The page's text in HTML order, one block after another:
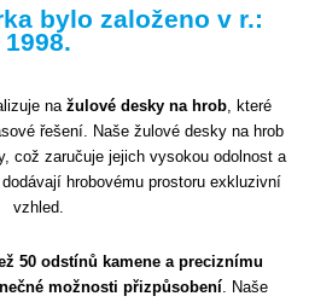
bylo založeno v r.:
1998.
na žulové desky na hrob , které
řešení. Naše žulové desky na hrob
což zaručuje jejich vysokou odolnost a
hrobovému prostoru exkluzivní
vzhled.
50 odstínů kamene a preciznímu
možnosti přizpůsobení. Naše